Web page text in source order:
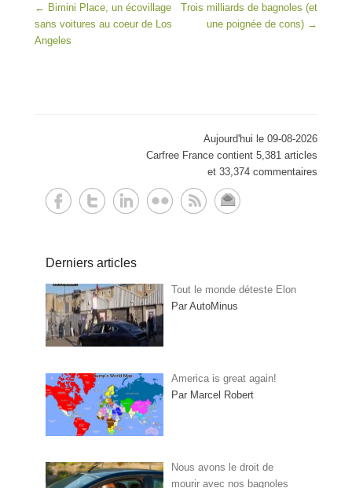
Post navigation
← Bimini Place, un écovillage
sans voitures au coeur de Los
Angeles
Trois milliards de bagnoles (et
une poignée de cons) →
Aujourd'hui le 09-08-2026
Carfree France contient 5,381 articles
et 33,374 commentaires
Derniers articles
Tout le monde déteste Elon
Par AutoMinus
America is great again!
Par Marcel Robert
Nous avons le droit de
mourir avec nos bagnoles